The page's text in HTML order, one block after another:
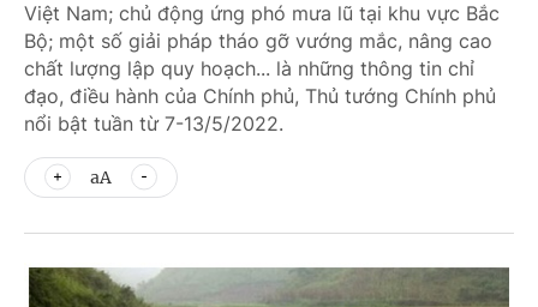
Việt Nam; chủ động ứng phó mưa lũ tại khu vực Bắc
Bộ; một số giải pháp tháo gỡ vướng mắc, nâng cao
chất lượng lập quy hoạch... là những thông tin chỉ
đạo, điều hành của Chính phủ, Thủ tướng Chính phủ
nổi bật tuần từ 7-13/5/2022.
aA